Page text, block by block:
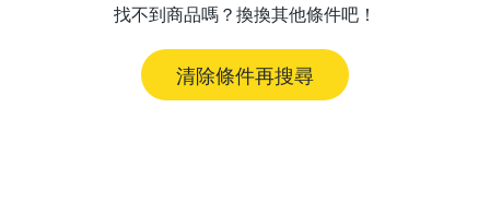
找不到商品嗎？換換其他條件吧！
清除條件再搜尋